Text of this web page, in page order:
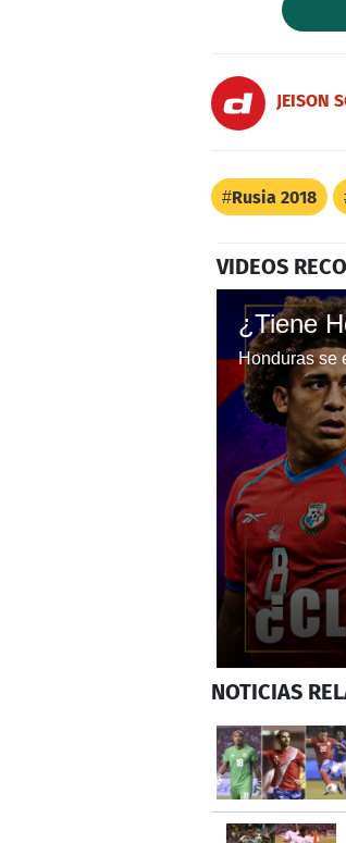
JEISON
Rusia 2018
VIDEOS
seconds
13
minutes,
8
secondsVolume
0%
NOTICIAS